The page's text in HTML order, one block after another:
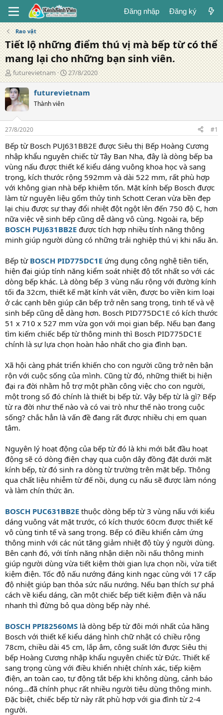
Đăng nhập Đăng ký
Rao vặt
Tiết lộ những điểm thú vị mà bếp từ có thể
mang lại cho những bạn sinh viên.
T
á
c
g
i
ả
futurevietnam
N
g
à
g
27/8/2020
futurevietnam
Thành viên
27/8/2020 #1
Bếp từ Bosch PUJ631BB2E được Siêu thị Bếp Hoàng Cương
nhập khẩu nguyên chiếc từ Tây Ban Nha, đây là dòng bếp ba
vùng nấu được thiết kế kiểu dáng vuông khoa học và sang
trọng, kích thước rộng 592mm và dài 522 mm, rất phù hợp
với không gian nhà bếp khiêm tốn. Mặt kính bếp Bosch được
làm từ nguyên liệu gốm thủy tinh Schott Ceran vừa bền đẹp
lại chịu được sự thay đổi nhiệt đột ngột lên đến 750 độ C, hơn
nữa việc vệ sinh bếp cũng dễ dàng vô cùng. Ngoài ra, bếp
BOSCH PUJ631BB2E được tích hợp nhiều tính năng thông
minh giúp người dùng có những trải nghiệp thú vị khi nấu ăn.
Bếp từ BOSCH PID775DC1E ứng dụng công nghệ tiên tiến,
hiện đại giúp tính năng kiểm soát nhiệt độ tốt nhất so với các
dòng bếp khác. Là dòng bếp 3 vùng nấu rộng với đường kính
tối đa 32cm, thiết kế mặt kính vát viền, được bo viền kim loại
ở các cạnh bên giúp căn bếp trở nên sang trọng, tinh tế và vệ
sinh bếp cũng dễ dàng hơn. Bosch PID775DC1E có kích thước
51 x 710 x 527 mm vừa gọn với mọi gian bếp. Nếu bạn đang
tìm kiếm chiếc bếp từ thông minh thì Bosch PID775DC1E
chính là sự lựa chọn hoàn hảo nhất cho gia đình bạn.
Xã hội càng phát triển khiến cho con người cũng trở nên bận
rộn với cuộc sống của mình. Cũng từ đó, những thiết bị hiện
đại ra đời nhằm hỗ trợ một phần công việc cho con người,
một trong số đó chính là thiết bị bếp từ. Vậy bếp từ là gì? Bếp
từ ra đời như thế nào và có vai trò như thế nào trong cuộc
sống? chắc hẳn là vấn đề đang rất được nhiều chị em quan
tâm.
Nguyên lý hoạt động của bếp từ đó là khi mới bắt đầu hoạt
động sẽ có dòng điện chạy qua cuộn dây đồng đặt dưới mặt
kính bếp, từ đó sinh ra dòng từ trường trên mặt bếp. Thông
qua chất liệu nhiễm từ đế nồi, dụng cụ nấu sẽ được làm nóng
và làm chín thức ăn.
BOSCH PUC631BB2E thuộc dòng bếp từ 3 vùng nấu với kiểu
dáng vuông vát mặt trước, có kích thước 60cm được thiết kế
vô cùng tinh tế và sang trọng. Bếp có điều khiển cảm ứng
thông minh với các nút tăng giảm nhiệt độ tùy ý người dùng.
Bên cạnh đó, với tính năng nhận diện nồi nấu thông minh
giúp người dùng vừa tiết kiệm thời gian lựa chọn nồi, vừa tiết
kiệm điện. Tốc độ nấu nướng đáng kinh ngạc cùng với 17 cấp
độ nhiệt giúp bạn thỏa sức nấu nướng. Nếu bạn thích sự phá
cách về kiểu dáng, cần một chiếc bếp tiết kiệm điện và nấu
nhanh thì đừng bỏ qua dòng bếp này nhé.
BOSCH PPI82560MS là dòng bếp từ đôi mới nhất của hãng
Bosch với thiết kế kiểu dáng hình chữ nhật có chiều rộng
78cm, chiều dài 45 cm, lắp âm, công suất lớn được Siêu thị
bếp Hoàng Cương nhập khẩu nguyên chiếc từ Đức. Thiết kế
sang trọng cùng với điều khiển nhiệt chính xác, tiếp kiệm
điện, an toàn cao, tự động tắt bếp khi không dùng, cảnh báo
nóng…đã chính phục rất nhiều người tiêu dùng thông minh.
Đặc biệt, chiếc bếp từ này rất phù hợp với gia đình từ 2-4
người.